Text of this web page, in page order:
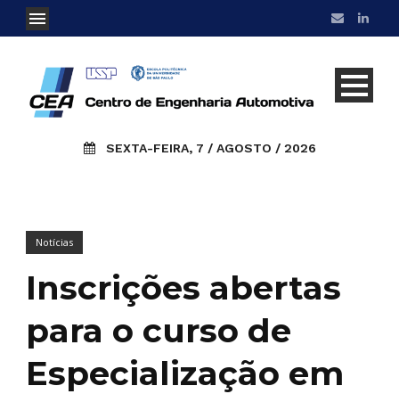
SEXTA-FEIRA, 7 / AGOSTO / 2026
Notícias
Inscrições abertas
para o curso de
Especialização em